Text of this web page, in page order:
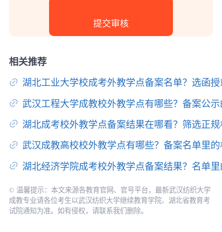
相关推荐
湖北工业大学校成考外教学点备案名单？选函
武汉工程大学成教校外教学点有哪些？备案公
湖北成考校外教学点备案结果在哪看？筛选正
武汉成教高校校外教学点有哪些？备案名单里
湖北经济学院成考校外教学点备案结果？名单
© 温馨提示：本文来源各教育官网、官号平台，最新武汉纺织大学
成教专业请各位考生以武汉纺织大学继续教育学院、湖北省教育考
试院通知为准。如有侵权，请联系我们删除。